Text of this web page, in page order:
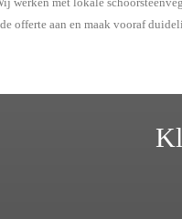
offerte aan en maak vooraf